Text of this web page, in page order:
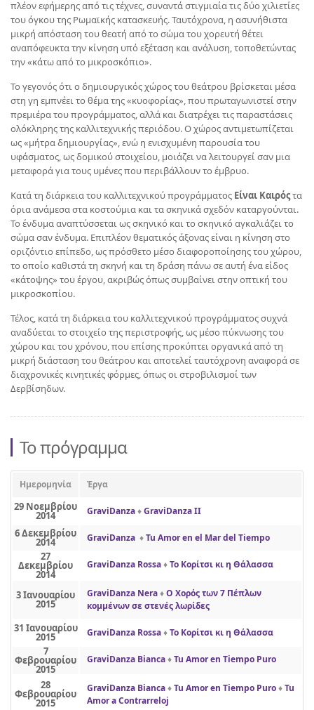
πλέον εφήμερης από τις τέχνες, συναντά στιγμιαία τις δύο χιλιετίες
του όγκου της Ρωμαϊκής κατασκευής. Ταυτόχρονα, η ασυνήθιστα
μικρή απόσταση του θεατή από το σώμα του χορευτή θέτει
αναπόφευκτα την κίνηση υπό εξέταση και ανάλυση, τοποθετώντας
την «κάτω από το μικροσκόπιο».
Το γεγονός ότι ο δημιουργικός χώρος του θεάτρου βρίσκεται μέσα
στη γη εμπνέει το θέμα της «κυοφορίας», που πρωταγωνιστεί στην
πρεμιέρα του προγράμματος, αλλά και διατρέχει τις παραστάσεις
ολόκληρης της καλλιτεχνικής περιόδου. Ο χώρος αντιμετωπίζεται
ως «μήτρα δημιουργίας», ενώ η ενισχυμένη παρουσία του
υφάσματος, ως δομικού στοιχείου, μοιάζει να λειτουργεί σαν μια
μεταφορά για τους υμένες που περιβάλλουν το έμβρυο.
Κατά τη διάρκεια του καλλιτεχνικού προγράμματος Είναι Καιρόςτα
όρια ανάμεσα στα κοστούμια και τα σκηνικά σχεδόν καταργούνται.
Το ένδυμα αναπτύσσεται ως σκηνικό και το σκηνικό αγκαλιάζει το
σώμα σαν ένδυμα. Επιπλέον θεματικός άξονας είναι η κίνηση στο
οριζόντιο επίπεδο, ως πρόσθετο μέσο διαφοροποίησης του χώρου,
το οποίο καθιστά τη σκηνή και τη δράση πάνω σε αυτή ένα είδος
«κάτοψης» του έργου, ακριβώς όπως συμβαίνει στην οπτική του
μικροσκοπίου.
Τέλος, κατά τη διάρκεια του καλλιτεχνικού προγράμματος συχνά
αναδύεται το στοιχείο της περιστροφής, ως μέσο πύκνωσης του
χώρου και του χρόνου, που επίσης προκύπτει οργανικά από τη
μικρή διάσταση του θεάτρου και αποτελεί ταυτόχρονη αναφορά σε
διαχρονικές κινητικές φόρμες, όπως οι στροβιλισμοί των
Δερβίσηδων.
Το πρόγραμμα
Ημερομηνία Έργα
29 Νοεμβρίου
2014 GraviDanza♦GraviDanza IΙ
6 Δεκεμβρίου
2014 GraviDanza ♦Tu Amor en el Mar del Tiempo
27
Δεκεμβρίου
2014
GraviDanza Rossa♦Το Κορίτσι κι η Θάλασσα
3 Ιανουαρίου
2015
GraviDanza Nera♦Ο Χορός των 7 Πέπλων
κομμένων σε στενές λωρίδες
31 Ιανουαρίου
2015 GraviDanza Rossa♦Το Κορίτσι κι η Θάλασσα
7
Φεβρουαρίου
2015
GraviDanza Bianca♦Tu Amor en Tiempo Puro
28
Φεβρουαρίου
2015
GraviDanza Bianca♦Tu Amor en Tiempo Puro♦Tu
Amor a Contrarreloj